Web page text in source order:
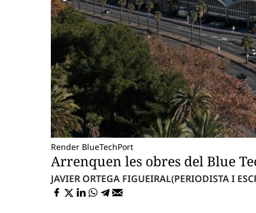
Render BlueTechPort
Arrenquen les obres del Blue
JAVIER ORTEGA FIGUEIRAL(PERIODISTA I